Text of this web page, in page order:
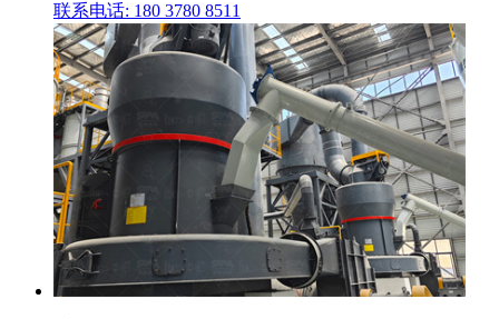
联系电话: 180 3780 8511